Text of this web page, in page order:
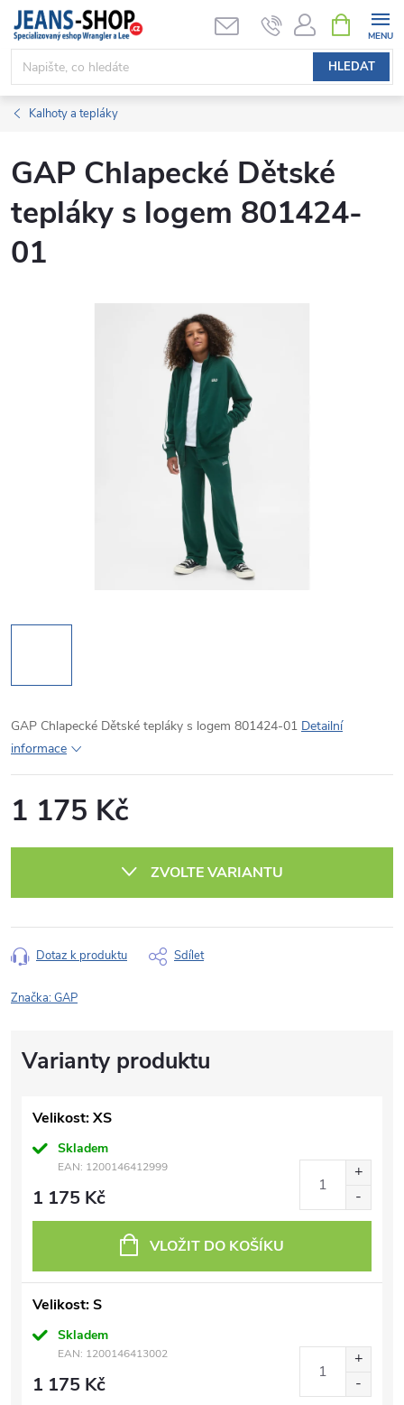
Přejít
obsah
HLEDAT
NÁKUPNÍ
KOŠÍK
Kalhoty a tepláky
GAP Chlapecké Dětské
tepláky s logem 801424-
01
GAP Chlapecké Dětské tepláky s logem 801424-01 Detailní
informace
1 175 Kč
ZVOLTE VARIANTU
Dotaz k produktu Sdílet
Značka:GAP
Velikost: XS
Skladem
EAN: 1200146412999
1 175 Kč
VLOŽIT DO KOŠÍKU
Velikost: S
Skladem
EAN: 1200146413002
1 175 Kč